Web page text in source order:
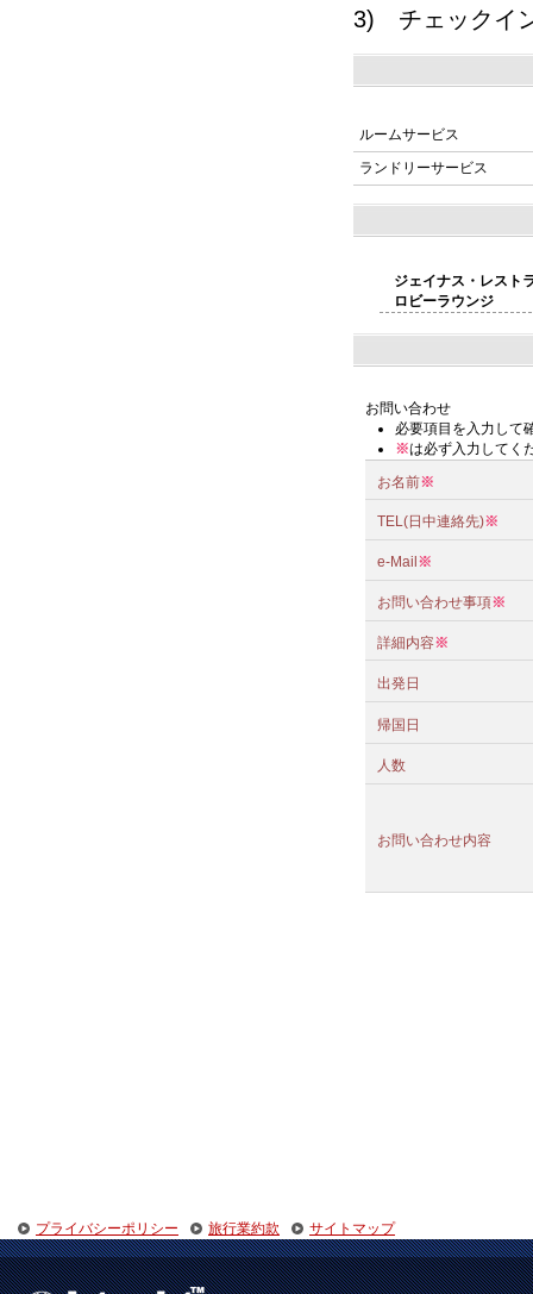
3) チェックイ
ルームサービス
ランドリーサービス
ジェイナス・レスト
ロビーラウンジ
お問い合わせ
必要項目を入力して
※は必ず入力してく
お名前※
TEL(日中連絡先)※
e-Mail ※
お問い合わせ事項※
詳細内容※
出発日
帰国日
人数
お問い合わせ内容
プライバシーポリシー 旅行業約款 サイトマップ